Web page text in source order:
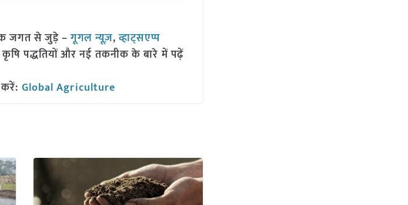
जगत से जुड़े –गूगल न्यूज़,व्हाट्सएप्प
पद्धतियों और नई तकनीक के बारे में पढ़ें
Global Agriculture